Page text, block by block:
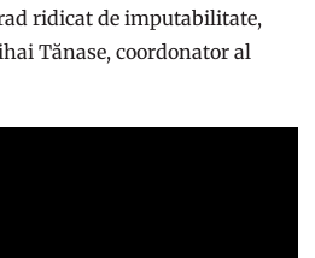
ridicat de imputabilitate,
Tănase, coordonator al